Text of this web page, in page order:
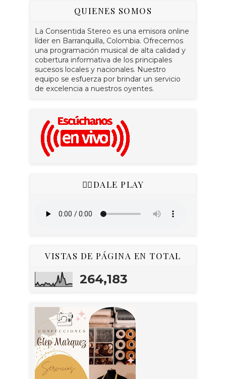
QUIENES SOMOS
La Consentida Stereo es una emisora online
líder en Barranquilla, Colombia. Ofrecemos
una programación musical de alta calidad y
cobertura informativa de los principales
sucesos locales y nacionales. Nuestro
equipo se esfuerza por brindar un servicio
de excelencia a nuestros oyentes.
👇🏻DALE PLAY
VISTAS DE PÁGINA EN TOTAL
264,183